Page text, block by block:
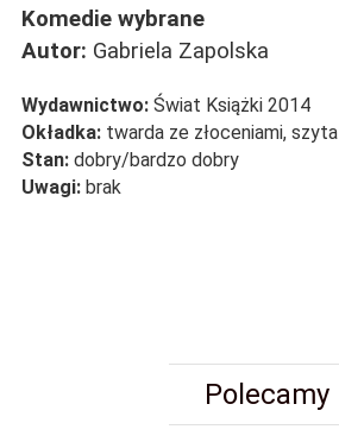
Komedie wybrane
Autor: Gabriela Zapolska
Wydawnictwo: Świat Książki 2014
Okładka: twarda ze złoceniami, szyta
Stan: dobry/bardzo dobry
Uwagi: brak
Polecamy